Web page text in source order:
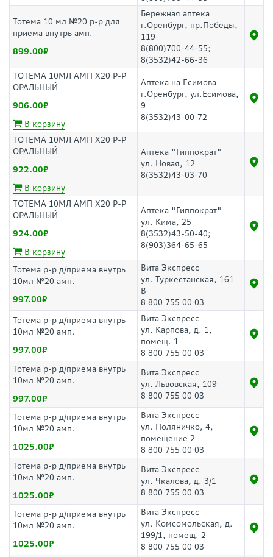
Тотема 10 мл №20 р-р для
приема внутрь амп.
899.00
Бережная аптека
г.Оренбург, пр.Победы,
119
8(800)700-44-55;
8(3532)42-66-36
ТОТЕМА 10МЛ АМП Х20 Р-Р
ОРАЛЬНЫЙ
906.00
В корзину
Аптека на Есимова
г.Оренбург, ул.Есимова,
9
8(3532)43-00-72
ТОТЕМА 10МЛ АМП Х20 Р-Р
ОРАЛЬНЫЙ
922.00
В корзину
Аптека "Гиппократ"
ул. Новая, 12
8(3532)43-03-70
ТОТЕМА 10МЛ АМП Х20 Р-Р
ОРАЛЬНЫЙ
924.00
В корзину
Аптека "Гиппократ"
ул. Кима, 25
8(3532)43-50-40;
8(903)364-65-65
Тотема р-р д/приема внутрь
10мл №20 амп.
997.00
Вита Экспресс
ул. Туркестанская, 161
В
8 800 755 00 03
Тотема р-р д/приема внутрь
10мл №20 амп.
997.00
Вита Экспресс
ул. Карпова, д. 1,
помещ. 1
8 800 755 00 03
Тотема р-р д/приема внутрь
10мл №20 амп.
997.00
Вита Экспресс
ул. Львовская, 109
8 800 755 00 03
Тотема р-р д/приема внутрь
10мл №20 амп.
1025.00
Вита Экспресс
ул. Поляничко, 4,
помещение 2
8 800 755 00 03
Тотема р-р д/приема внутрь
10мл №20 амп.
1025.00
Вита Экспресс
ул. Чкалова, д. 3/1
8 800 755 00 03
Тотема р-р д/приема внутрь
10мл №20 амп.
1025.00
Вита Экспресс
ул. Комсомольская, д.
199/1, помещ. 2
8 800 755 00 03